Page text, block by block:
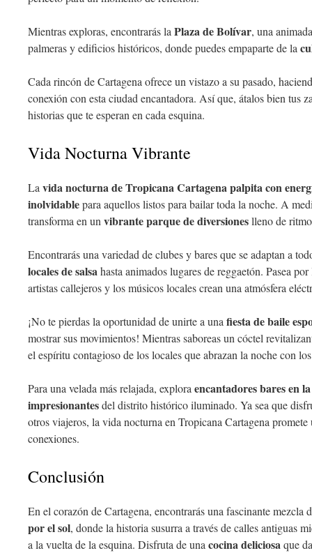
Mientras exploras, encontrarás la Plaza de Bolívar, una
palmeras y edificios históricos, donde puedes empaparte de la
Cada rincón de Cartagena ofrece un vistazo a su pasado,
conexión con esta ciudad encantadora. Así que, átalos bien tus
historias que te esperan en cada esquina.
Vida Nocturna Vibrante
La vida nocturna de Tropicana Cartagena palpita con
inolvidablepara aquellos listos para bailar toda la noche. A
transforma en un vibrante parque de diversioneslleno de
Encontrarás una variedad de clubes y bares que se adaptan a
locales de salsahasta animados lugares de reggaetón. Pasea
artistas callejeros y los músicos locales crean una atmósfera
¡No te pierdas la oportunidad de unirte a una fiesta de baile
mostrar sus movimientos! Mientras saboreas un cóctel
el espíritu contagioso de los locales que abrazan la noche con
Para una velada más relajada, explora encantadores bares en
impresionantesdel distrito histórico iluminado. Ya sea que
otros viajeros, la vida nocturna en Tropicana Cartagena
conexiones.
Conclusión
En el corazón de Cartagena, encontrarás una fascinante mezcla
por el sol, donde la historia susurra a través de calles antiguas
a la vuelta de la esquina. Disfruta de una cocina deliciosaque